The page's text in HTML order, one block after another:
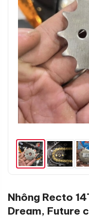
Nhông Recto
Dream, Future